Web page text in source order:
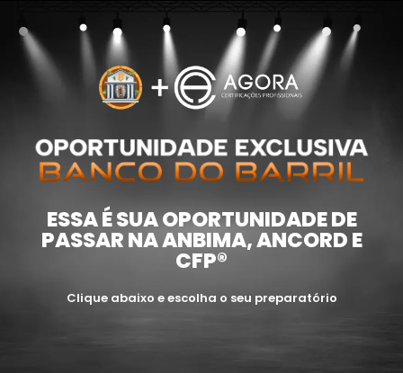
ESSA É SUA OPORTUNIDADE DE
PASSAR NA ANBIMA, ANCORD E
CFP®
Clique abaixo e escolha o seu preparatório